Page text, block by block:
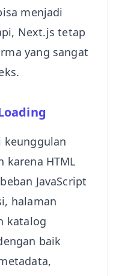
menjadi
Next.js tetap
yang sangat
keunggulan
karena HTML
JavaScript
halaman
katalog
baik